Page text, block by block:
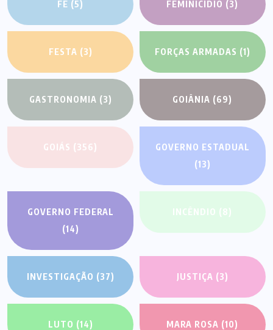
FÉ (5) FEMINICÍDIO (3)
FESTA (3) FORÇAS ARMADAS (1)
GASTRONOMIA (3) GOIÂNIA (69)
GOIÁS (356)
GOVERNO ESTADUAL
(13)
GOVERNO FEDERAL
(14)
INCÊNDIO (8)
INVESTIGAÇÃO (37) JUSTIÇA (3)
LUTO (14) MARA ROSA (10)